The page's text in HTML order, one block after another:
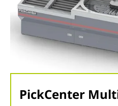
PickCenter